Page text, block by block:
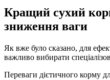
Кращий сухий
зниження ваги
Як вже було сказано, для
важливо вибирати
Переваги дієтичного корму